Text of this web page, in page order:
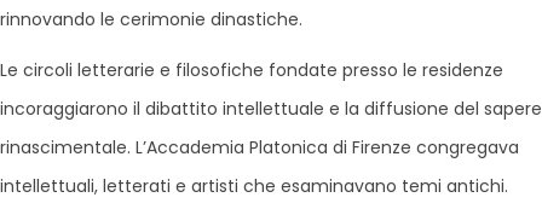
rinnovando le cerimonie dinastiche.
Le circoli letterarie e filosofiche fondate presso le residenze
incoraggiarono il dibattito intellettuale e la diffusione del sapere
rinascimentale. L’Accademia Platonica di Firenze congregava
intellettuali, letterati e artisti che esaminavano temi antichi.